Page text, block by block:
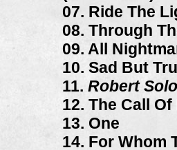
07. Ride The
08. Through
09. All
10. Sad But
11. Robert Solo
12. The Call
13. One
14. For Whom